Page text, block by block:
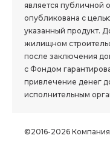
является
опубликована с
указанный продукт.
жилищном
после заключения
с Фондом
привлечение денег
исполнительным
©2016-2026